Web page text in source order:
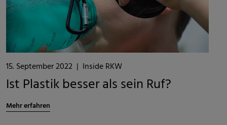
15. September 2022 | Inside RKW
Ist Plastik besser als sein Ruf?
Mehr erfahren